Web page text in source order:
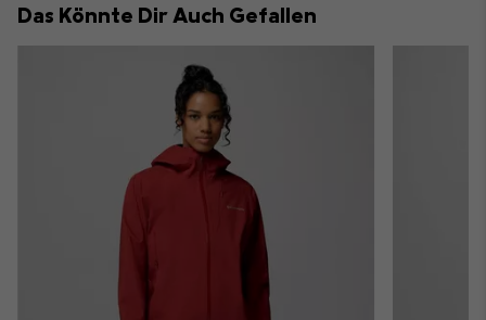
Das Könnte Dir Auch Gefallen